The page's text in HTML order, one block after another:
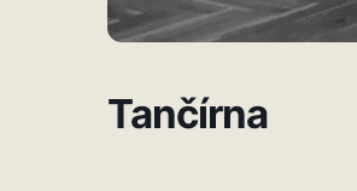
Tančírna